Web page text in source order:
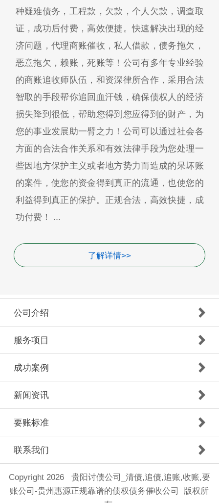
种疑难债务，工程款，欠款，个人欠款，调查取
证，成功后付费，高效便捷。快速解决出现的经
济问题，代理商账催收，私人借款，债务拖欠，
恶意拖欠，赖账，死账等！公司有多年专业经验
的商账追收师队伍，和资深律所合作，采用合法
智取的手段帮你追回血汗钱，确保债权人的经济
损失降到很低，帮助您得到您应得到的财产，为
您的事业发展助一臂之力！公司可以通过社会各
方面的合法合作关系和有效法律手段为您处理一
些因地方保护主义或者地方势力而造成的呆坏账
的案件，使您的资金得到真正的流通，也使您的
利益得到真正的保护。正规合法，高效快捷，成
功付费！ ...
了解详情>>
公司介绍
服务项目
成功案例
新闻资讯
要账标准
联系我们
Copyright 2026 贵阳讨债公司_清债,追债,追账,收账,要
账公司-贵州惠源正规靠谱的债权债务催收公司 版权所